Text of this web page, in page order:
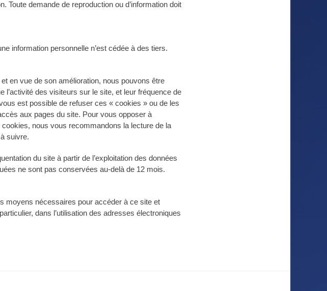
Toute demande de reproduction ou d’information doit
information personnelle n’est cédée à des tiers.
en vue de son amélioration, nous pouvons être
des visiteurs sur le site, et leur fréquence de
est possible de refuser ces « cookies » ou de les
aux pages du site. Pour vous opposer à
nous vous recommandons la lecture de la
suivre.
du site à partir de l’exploitation des données
ne sont pas conservées au-delà de 12 mois.
moyens nécessaires pour accéder à ce site et
dans l’utilisation des adresses électroniques